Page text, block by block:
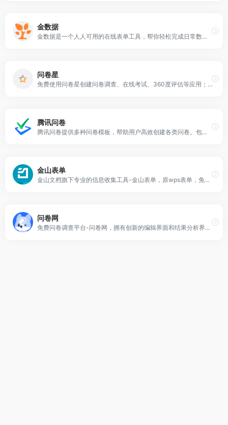
金数据
金数据是一个人人可用的在线表单工具，帮你轻松完成日常数据的收集、整理和分析工作，发现数据的价值。应用场景覆盖全行业，包括问卷调查、意见反馈、活动报名、信息登记、在线订单、测评考试、在线抽奖等等，金数据可以让聪明的你更加聪明的工作，提升工作效率，让企业数据化运转。
问卷星
免费使用问卷星创建问卷调查、在线考试、360度评估等应用；问卷星提供2700万问卷调查模板；统计分析报告和原始答卷可免费下载；问卷星支持手机填写、微信群发、红包抽奖、自定义域名等功能；超过18亿人次在问卷星上填写问卷调查。
腾讯问卷
腾讯问卷提供多种问卷模板，帮助用户高效创建各类问卷。包含及调查模板、测试模板、满意度调查模板、疫情信息收集模板等。
金山表单
金山文档旗下专业的信息收集工具-金山表单，原wps表单，免费创建问卷调查、信息统计、考试测评、投票、接龙等应用，覆盖多种题型、支持定位、文件收集、图片收集等功能，帮助用户轻松在线收集、汇总处理数据，一站式高效提升工作效率
问卷网
免费问卷调查平台-问卷网，拥有创新的编辑界面和结果分析界面，海量的问卷和表单模板，提供20余万精品模板；支持微信，微博，QQ等多种发布模式。专注于为企业和个人提供问卷表单的创建，发布，管理，收集及分析服务。